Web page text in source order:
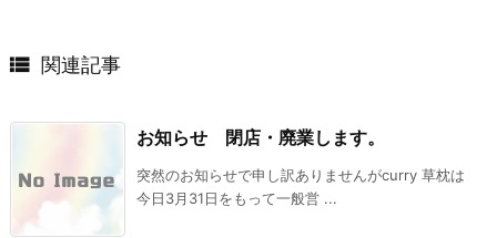
 関連記事
お知らせ 閉店・廃業します。
突然のお知らせで申し訳ありませんがcurry 草枕は
今日3月31日をもって一般営 ...